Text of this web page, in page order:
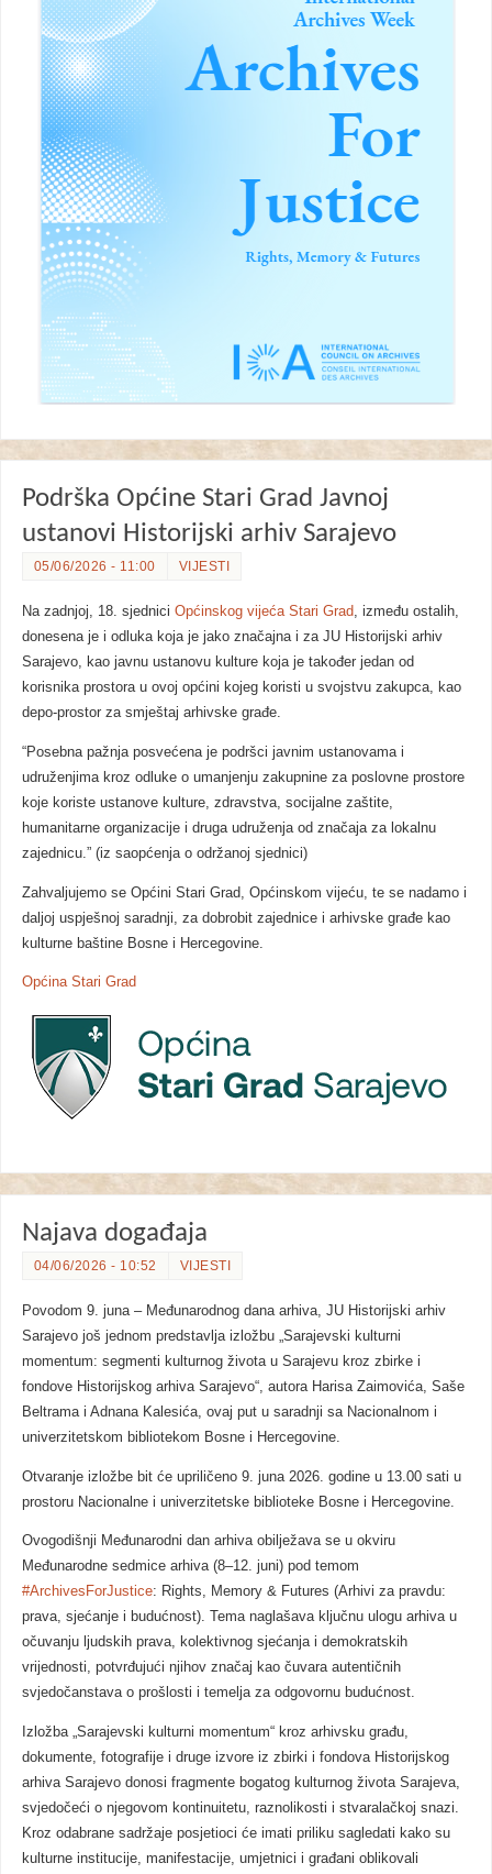
Podrška Općine Stari Grad Javnoj
ustanovi Historijski arhiv Sarajevo
05/06/2026 - 11:00 VIJESTI
Na zadnjoj, 18. sjednici Općinskog vijeća Stari Grad, između ostalih,
donesena je i odluka koja je jako značajna i za JU Historijski arhiv
Sarajevo, kao javnu ustanovu kulture koja je također jedan od
korisnika prostora u ovoj općini kojeg koristi u svojstvu zakupca, kao
depo-prostor za smještaj arhivske građe.
“Posebna pažnja posvećena je podršci javnim ustanovama i
udruženjima kroz odluke o umanjenju zakupnine za poslovne prostore
koje koriste ustanove kulture, zdravstva, socijalne zaštite,
humanitarne organizacije i druga udruženja od značaja za lokalnu
zajednicu.” (iz saopćenja o održanoj sjednici)
Zahvaljujemo se Općini Stari Grad, Općinskom vijeću, te se nadamo i
daljoj uspješnoj saradnji, za dobrobit zajednice i arhivske građe kao
kulturne baštine Bosne i Hercegovine.
Općina Stari Grad
Najava događaja
04/06/2026 - 10:52 VIJESTI
Povodom 9. juna – Međunarodnog dana arhiva, JU Historijski arhiv
Sarajevo još jednom predstavlja izložbu „Sarajevski kulturni
momentum: segmenti kulturnog života u Sarajevu kroz zbirke i
fondove Historijskog arhiva Sarajevo“, autora Harisa Zaimovića, Saše
Beltrama i Adnana Kalesića, ovaj put u saradnji sa Nacionalnom i
univerzitetskom bibliotekom Bosne i Hercegovine.
Otvaranje izložbe bit će upriličeno 9. juna 2026. godine u 13.00 sati u
prostoru Nacionalne i univerzitetske biblioteke Bosne i Hercegovine.
Ovogodišnji Međunarodni dan arhiva obilježava se u okviru
Međunarodne sedmice arhiva (8–12. juni) pod temom
#ArchivesForJustice: Rights, Memory & Futures (Arhivi za pravdu:
prava, sjećanje i budućnost). Tema naglašava ključnu ulogu arhiva u
očuvanju ljudskih prava, kolektivnog sjećanja i demokratskih
vrijednosti, potvrđujući njihov značaj kao čuvara autentičnih
svjedočanstava o prošlosti i temelja za odgovornu budućnost.
Izložba „Sarajevski kulturni momentum“ kroz arhivsku građu,
dokumente, fotografije i druge izvore iz zbirki i fondova Historijskog
arhiva Sarajevo donosi fragmente bogatog kulturnog života Sarajeva,
svjedočeći o njegovom kontinuitetu, raznolikosti i stvaralačkoj snazi.
Kroz odabrane sadržaje posjetioci će imati priliku sagledati kako su
kulturne institucije, manifestacije, umjetnici i građani oblikovali